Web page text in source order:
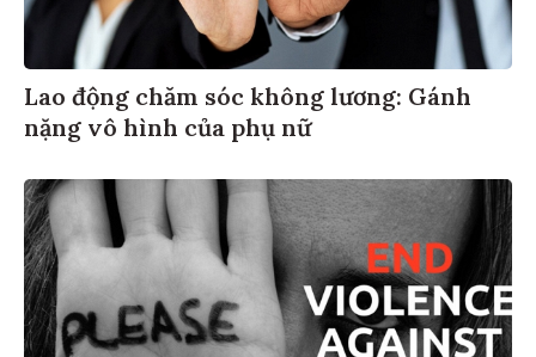
Lao động chăm sóc không lương: Gánh
nặng vô hình của phụ nữ